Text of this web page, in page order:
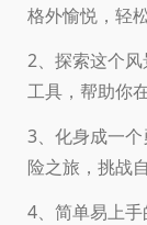
格外愉悦，轻
2、探索这个
工具，帮助你
3、化身成一
险之旅，挑战
4、简单易上